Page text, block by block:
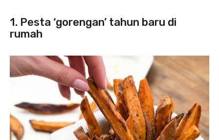
1. Pesta ‘gorengan’ tahun baru di
rumah